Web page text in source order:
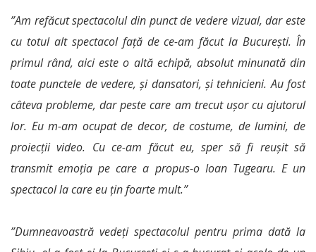
”Am refăcut spectacolul din punct de vedere vizual, dar este
cu totul alt spectacol față de ce-am făcut la București. În
primul rând, aici este o altă echipă, absolut minunată din
toate punctele de vedere, și dansatori, și tehnicieni. Au fost
câteva probleme, dar peste care am trecut ușor cu ajutorul
lor. Eu m-am ocupat de decor, de costume, de lumini, de
proiecții video. Cu ce-am făcut eu, sper să fi reușit să
transmit emoția pe care a propus-o Ioan Tugearu. E un
spectacol la care eu țin foarte mult.”
”Dumneavoastră vedeți spectacolul pentru prima dată la